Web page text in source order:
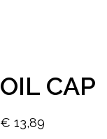
OIL CAP
€ 13,89